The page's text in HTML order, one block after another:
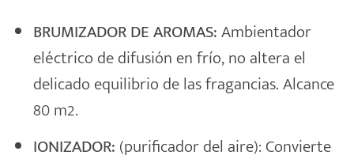
BRUMIZADOR DE AROMAS:Ambientador
eléctrico de difusión en frío, no altera el
delicado equilibrio de las fragancias. Alcance
80 m2.
IONIZADOR: (purificador del aire): Convierte